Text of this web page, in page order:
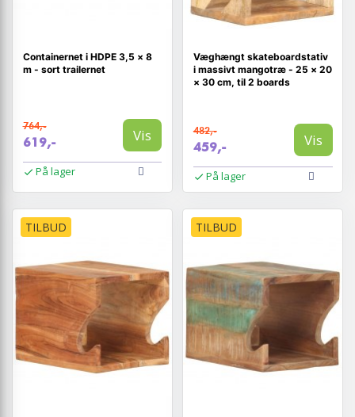
Containernet i HDPE 3,5 × 8
m - sort trailernet
764,-
619,- Vis
På lager
Væghængt skateboardstativ
i massivt mangotræ - 25 × 20
× 30 cm, til 2 boards
482,-
459,- Vis
På lager
TILBUD TILBUD